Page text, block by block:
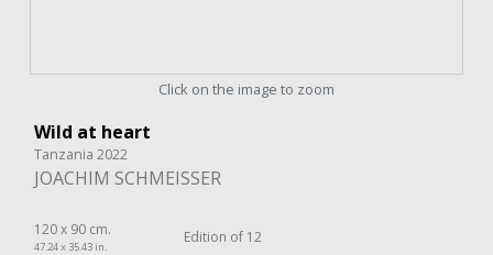
Click on the image to zoom
Wild at heart
Tanzania 2022
JOACHIM SCHMEISSER
120 x 90 cm.
47.24 x 35.43 in.
Edition of 12